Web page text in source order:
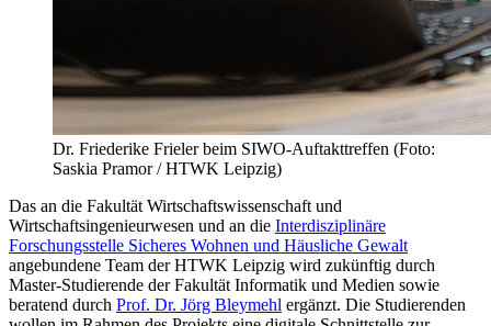
Dr. Friederike Frieler beim SIWO-Auftakttreffen (Foto:
Saskia Pramor / HTWK Leipzig)
Das an die Fakultät Wirtschaftswissenschaft und
Wirtschaftsingenieurwesen und an die Interdisziplinäre
Forschungsstelle Sicheres Wohnen und Häusliche Gewalt
angebundene Team der HTWK Leipzig wird zukünftig durch
Master-Studierende der Fakultät Informatik und Medien sowie
beratend durch Prof. Dr. Jörg Bleymehl ergänzt. Die Studierenden